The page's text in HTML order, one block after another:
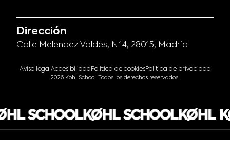
Dirección
Calle Melendez Valdés, N.14, 28015, Madrid
2026 Kohl School. Todos los derechos reservados.
Aviso legal AccesibilidadPolítica de cookiesPolítica de privacidad